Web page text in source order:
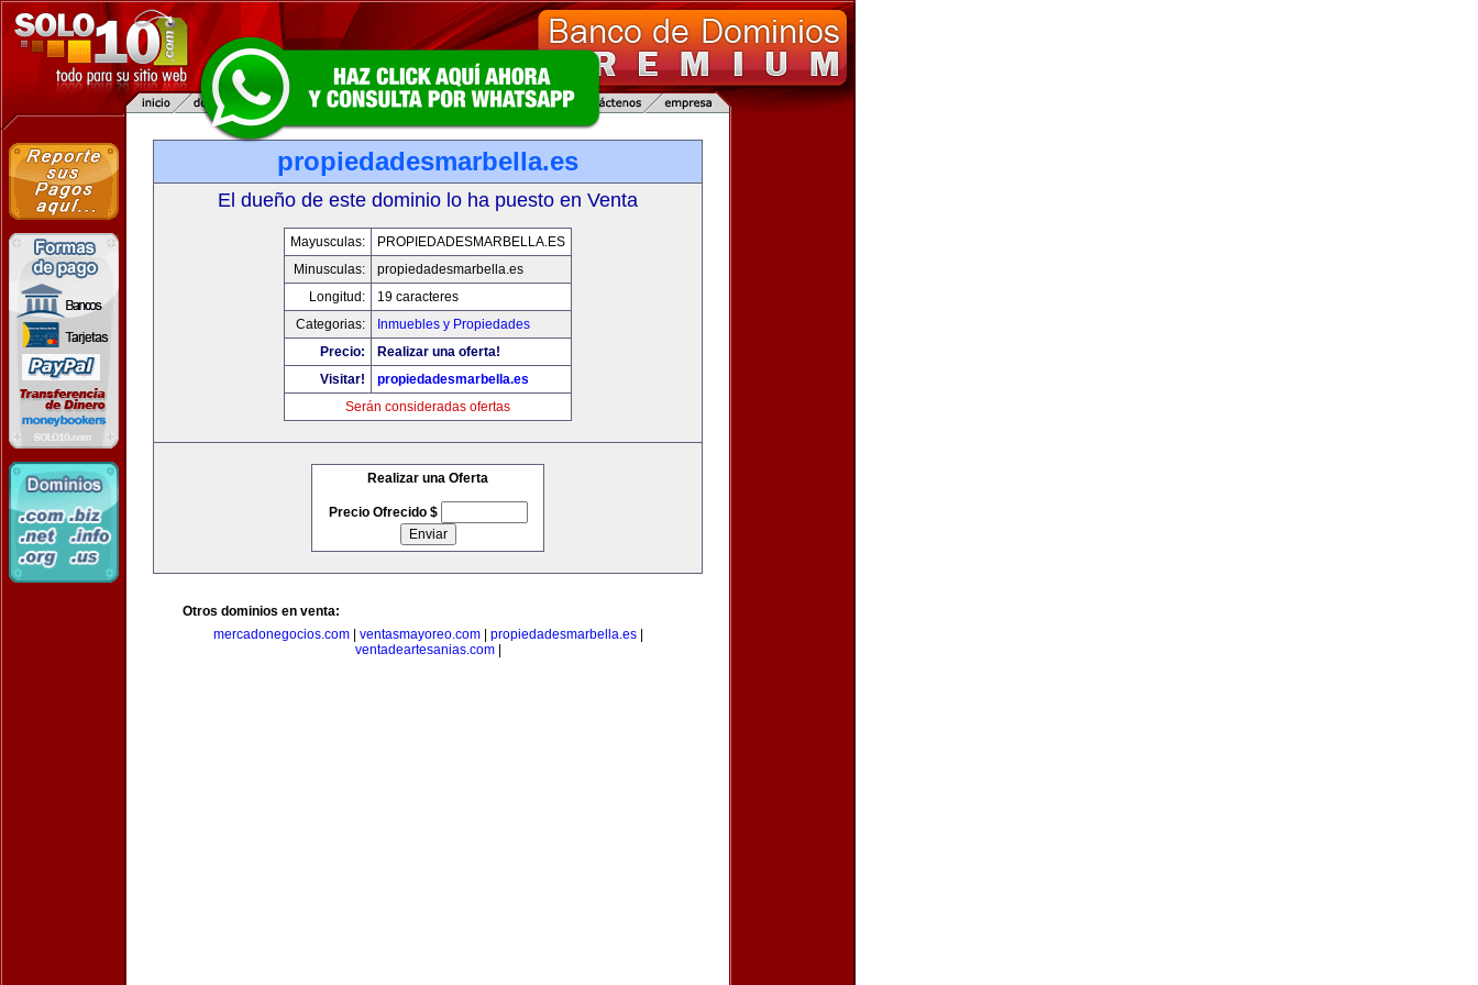
propiedadesmarbella.es
El dueño de este dominio lo ha puesto en Venta
Mayusculas:
PROPIEDADESMARBELLA.ES
Minusculas:
propiedadesmarbella.es
Longitud:
19 caracteres
Categorias:
Inmuebles y Propiedades
Precio:
Realizar una oferta!
Visitar!
propiedadesmarbella.es
Serán consideradas ofertas
Realizar una Oferta
Precio Ofrecido $
Otros dominios en venta:
mercadonegocios.com| ventasmayoreo.com| propiedadesmarbella.es|
ventadeartesanias.com|